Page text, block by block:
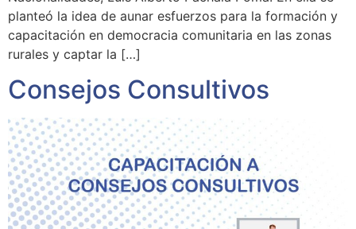
planteó la idea de aunar esfuerzos para la formación y
capacitación en democracia comunitaria en las zonas
rurales y captar la […]
Consejos Consultivos